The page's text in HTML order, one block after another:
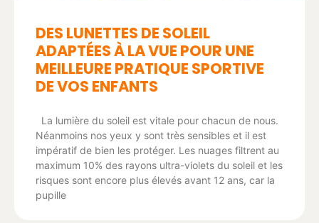
DES LUNETTES DE SOLEIL
ADAPTÉES À LA VUE POUR UNE
MEILLEURE PRATIQUE SPORTIVE
DE VOS ENFANTS
La lumière du soleil est vitale pour chacun de nous.
Néanmoins nos yeux y sont très sensibles et il est
impératif de bien les protéger. Les nuages filtrent au
maximum 10% des rayons ultra-violets du soleil et les
risques sont encore plus élevés avant 12 ans, car la
pupille